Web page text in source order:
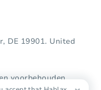
DE 19901. United
voorbehouden.